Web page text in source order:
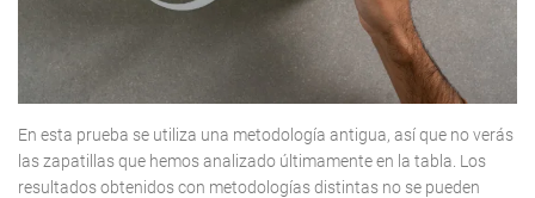
En esta prueba se utiliza una metodología antigua, así que no verás
las zapatillas que hemos analizado últimamente en la tabla. Los
resultados obtenidos con metodologías distintas no se pueden